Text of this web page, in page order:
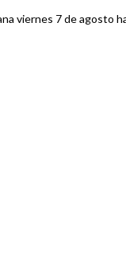
viernes 7 de agosto